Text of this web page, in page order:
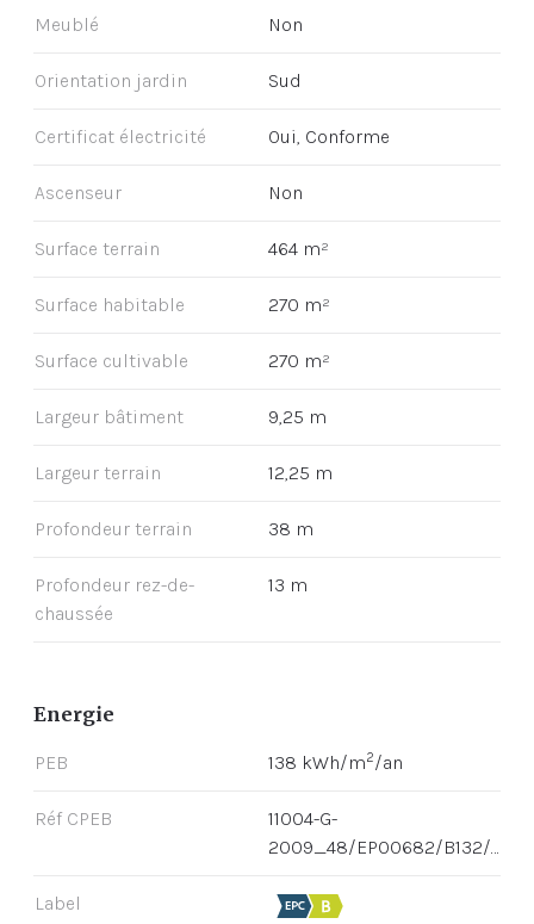
Meublé Non
Orientation jardin Sud
Certificat électricité Oui, Conforme
Ascenseur Non
Surface terrain 464 m²
Surface habitable 270 m²
Surface cultivable 270 m²
Largeur bâtiment 9,25 m
Largeur terrain 12,25 m
Profondeur terrain 38 m
Profondeur rez-de-
chaussée
13 m
Energie
PEB 138 kWh/m2/an
Réf CPEB
11004-G-
2009_48/EP00682/B132/D01/SD001
Label